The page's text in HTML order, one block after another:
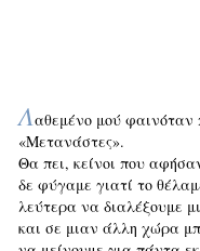
Λαθεμένο μού
«Μετανάστες».
Θα πει, κείνοι που
δε φύγαμε γιατί το
λεύτερα να διαλέξουμε
και σε μιαν άλλη χώρα